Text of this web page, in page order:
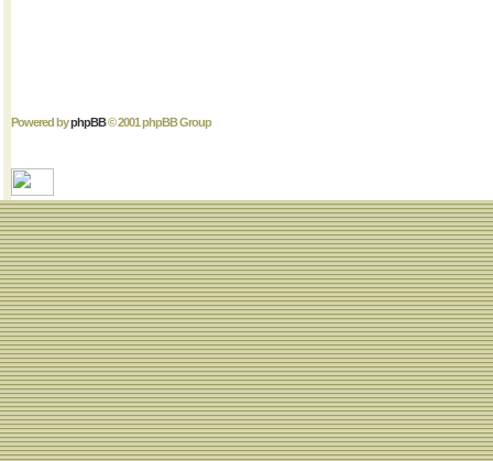
Powered byphpBB© 2001 phpBB Group